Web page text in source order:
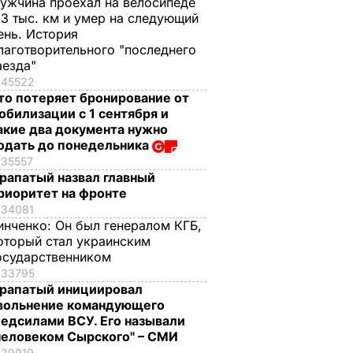
тыс. км и умер на следующий
История
"последнего
45522
потеряет бронирование от
с 1 сентября и
два документа нужно
до понедельника
35557
назвал главный
на фронте
34081
Он был генералом КГБ,
стал украинским
33795
инициировал
командующего
ВСУ. Его называли
Сырского" – СМИ